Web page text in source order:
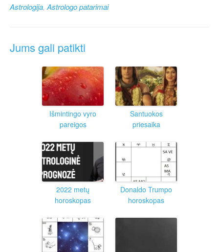
Astrologija, Astrologo patarimai
Jums gali patikti
Išmintingo vyro
pareigos
Santuokos
priesaika
2022 metų
horoskopas
Donaldo Trumpo
horoskopas